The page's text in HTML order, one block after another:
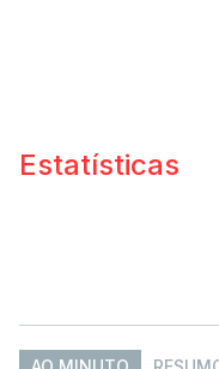
Estatísticas